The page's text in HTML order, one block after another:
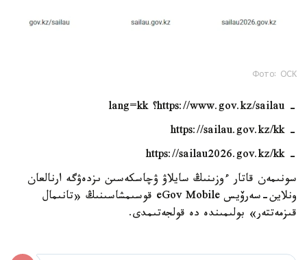
Фото: ОСК
- https://www.gov.kz/sailau؟ lang=kk
- https://sailau.gov.kz/kk
- https://sailau2026.gov.kz/kk
سونىمەن قاتار ءوزىنىڭ سايلاۋ ۋچاسكەسىن ىزدەۋگە ارنالعان
ونلاين-سەرۆيس eGov Mobile قوسىمشاسىنىڭ «تانىمال
قىزمەتتەر» بولىمىندە دە قولجەتىمدى.